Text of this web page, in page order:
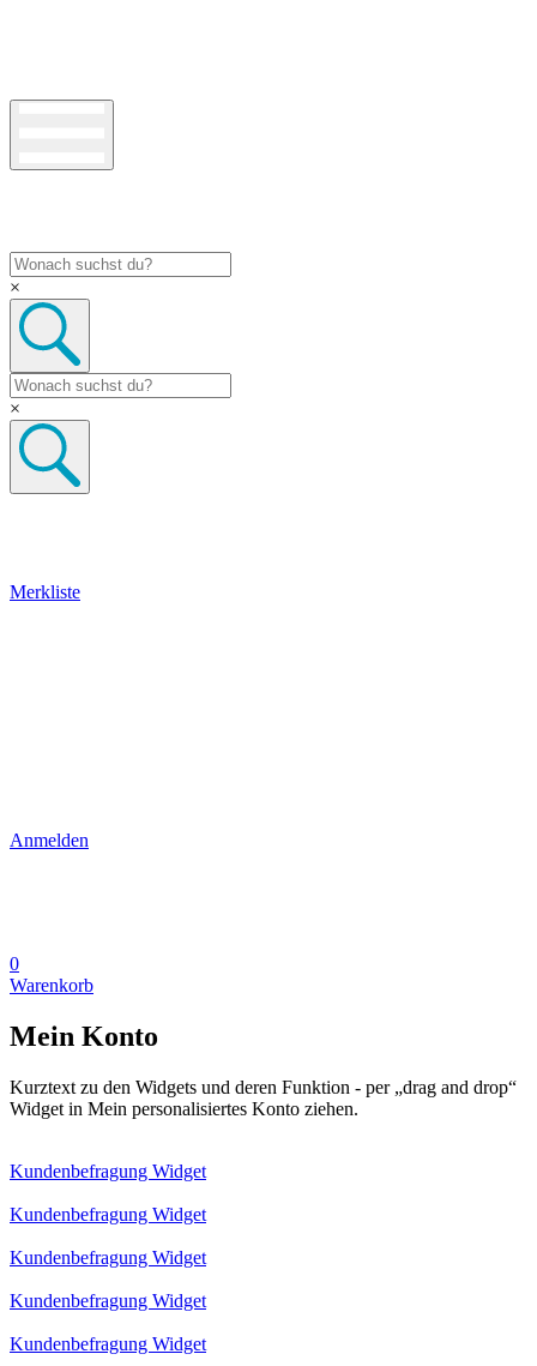
×
×
Merkliste
Anmelden
0
Warenkorb
Mein Konto
Kurztext zu den Widgets und deren Funktion - per „drag and drop“
Widget in Mein personalisiertes Konto ziehen.
Kundenbefragung Widget
Kundenbefragung Widget
Kundenbefragung Widget
Kundenbefragung Widget
Kundenbefragung Widget